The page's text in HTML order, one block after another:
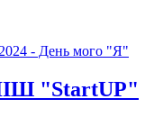
- День мого "Я"
"StartUP"